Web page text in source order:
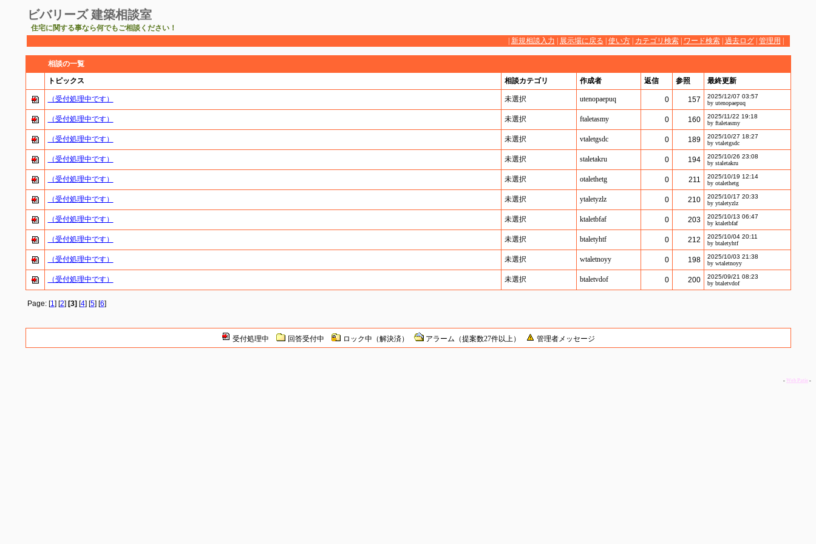
ビバリーズ 建築相談室
住宅に関する事なら何でもご相談ください！
新規相談入力 展示場に戻る 使い方 カテゴリ検索 ワード検索 過去ログ 管理用
相談の一覧
トピックス
相談カテゴリ 作成者 返信 参照 最終更新
（受付処理中です） 未選択 utenopaepuq 0 157
2025/12/07 03:57
by utenopaepuq
（受付処理中です） 未選択 ftaletasmy 0 160
2025/11/22 19:18
by ftaletasmy
（受付処理中です） 未選択 vtaletgsdc 0 189
2025/10/27 18:27
by vtaletgsdc
（受付処理中です） 未選択 staletakru 0 194
2025/10/26 23:08
by staletakru
（受付処理中です） 未選択 otalethetg 0 211
2025/10/19 12:14
by otalethetg
（受付処理中です） 未選択 ytaletyzlz 0 210
2025/10/17 20:33
by ytaletyzlz
（受付処理中です） 未選択 ktaletbfaf 0 203
2025/10/13 06:47
by ktaletbfaf
（受付処理中です） 未選択 btaletyhtf 0 212
2025/10/04 20:11
by btaletyhtf
（受付処理中です） 未選択 wtaletnoyy 0 198
2025/10/03 21:38
by wtaletnoyy
（受付処理中です） 未選択 btaletvdof 0 200
2025/09/21 08:23
by btaletvdof
Page: [1] [2] [3] [4] [5] [6]
受付処理中 回答受付中 ロック中（解決済） アラーム（提案数27件以上） 管理者メッセージ
- Web Patio -